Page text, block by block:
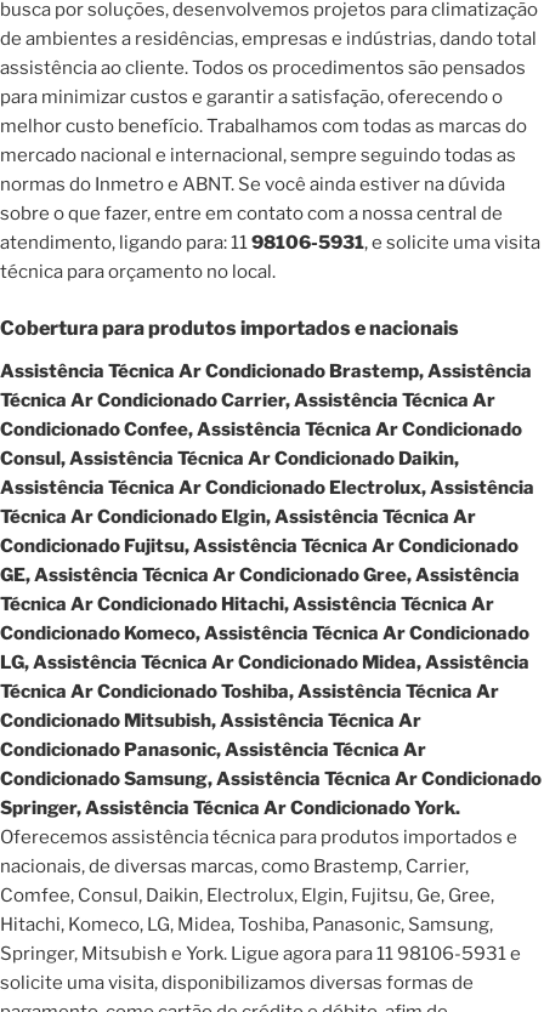
busca por soluções, desenvolvemos projetos para climatização
de ambientes a residências, empresas e indústrias, dando total
assistência ao cliente. Todos os procedimentos são pensados
para minimizar custos e garantir a satisfação, oferecendo o
melhor custo benefício. Trabalhamos com todas as marcas do
mercado nacional e internacional, sempre seguindo todas as
normas do Inmetro e ABNT. Se você ainda estiver na dúvida
sobre o que fazer, entre em contato com a nossa central de
atendimento, ligando para: 1198106-5931, e solicite uma visita
técnica para orçamento no local.
Cobertura para produtos importados e nacionais
Assistência Técnica Ar Condicionado Brastemp, Assistência
Técnica Ar Condicionado Carrier, Assistência Técnica Ar
Condicionado Confee, Assistência Técnica Ar Condicionado
Consul, Assistência Técnica Ar Condicionado Daikin,
Assistência Técnica Ar Condicionado Electrolux, Assistência
Técnica Ar Condicionado Elgin, Assistência Técnica Ar
Condicionado Fujitsu, Assistência Técnica Ar Condicionado
GE, Assistência Técnica Ar Condicionado Gree, Assistência
Técnica Ar Condicionado Hitachi, Assistência Técnica Ar
Condicionado Komeco, Assistência Técnica Ar Condicionado
LG, Assistência Técnica Ar Condicionado Midea, Assistência
Técnica Ar Condicionado Toshiba, Assistência Técnica Ar
Condicionado Mitsubish, Assistência Técnica Ar
Condicionado Panasonic, Assistência Técnica Ar
Condicionado Samsung, Assistência Técnica Ar Condicionado
Springer, Assistência Técnica Ar Condicionado York.
Oferecemos assistência técnica para produtos importados e
nacionais, de diversas marcas, como Brastemp, Carrier,
Comfee, Consul, Daikin, Electrolux, Elgin, Fujitsu, Ge, Gree,
Hitachi, Komeco, LG, Midea, Toshiba, Panasonic, Samsung,
Springer, Mitsubish e York. Ligue agora para 11 98106-5931 e
solicite uma visita, disponibilizamos diversas formas de